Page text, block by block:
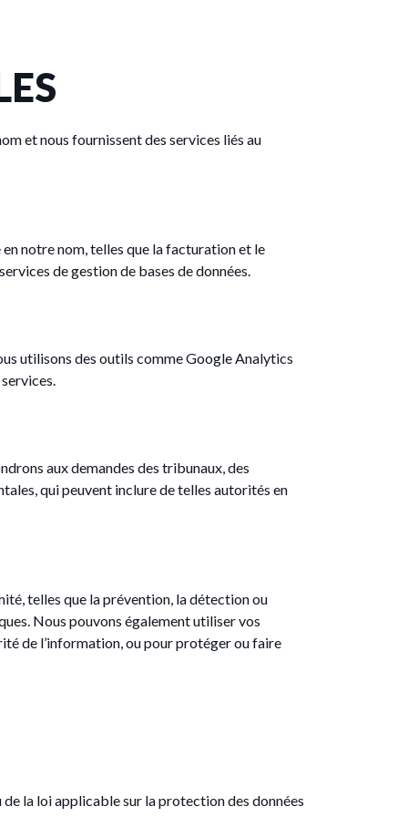
et nous fournissent des services liés au
notre nom, telles que la facturation et le
de gestion de bases de données.
utilisons des outils comme Google Analytics
aux demandes des tribunaux, des
qui peuvent inclure de telles autorités en
telles que la prévention, la détection ou
Nous pouvons également utiliser vos
de l’information, ou pour protéger ou faire
la loi applicable sur la protection des données